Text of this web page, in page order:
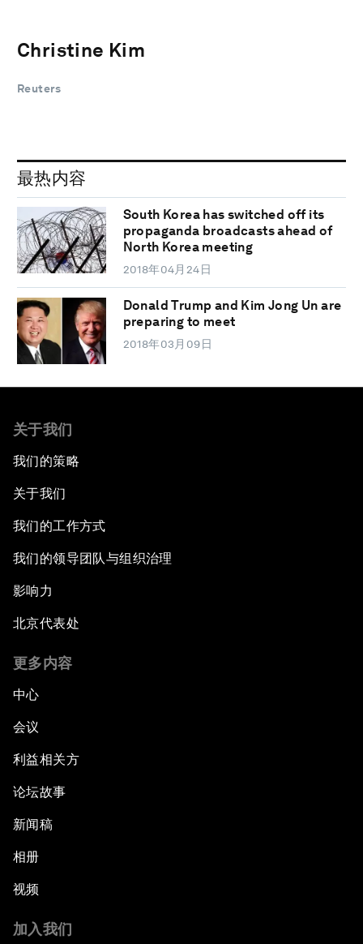
Christine Kim
Reuters
最热内容
South Korea has switched off its
propaganda broadcasts ahead of
North Korea meeting
2018年04月24日
Donald Trump and Kim Jong Un are
preparing to meet
2018年03月09日
关于我们
我们的策略
关于我们
我们的工作方式
我们的领导团队与组织治理
影响力
北京代表处
更多内容
中心
会议
利益相关方
论坛故事
新闻稿
相册
视频
加入我们